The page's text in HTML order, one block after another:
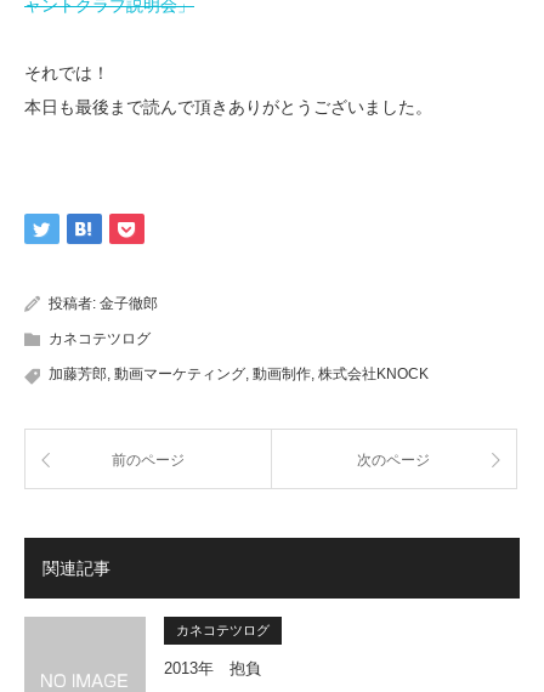
ャントクラブ説明会」
それでは！
本日も最後まで読んで頂きありがとうございました。
投稿者: 金子徹郎
カネコテツログ
加藤芳郎, 動画マーケティング, 動画制作, 株式会社KNOCK
前のページ 次のページ
関連記事
カネコテツログ
2013年 抱負